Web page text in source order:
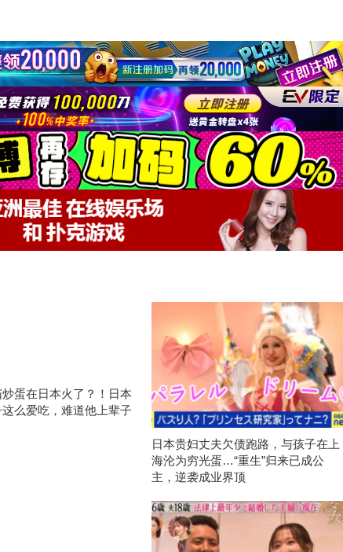
蛋在日本火了？！日本
么爱吃，难道他上辈子
日本贵妇丈夫欠债跑路，与孩子在上
海沦为穷光蛋…“重生”归来已成公
主，逆袭成业界顶